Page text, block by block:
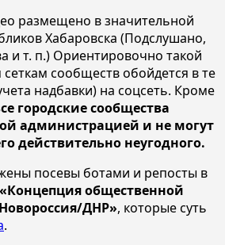
размещено в значительной
Хабаровска (Подслушано,
и т. п.) Ориентировочно такой
сообществ обойдется в те
надбавки) на соцсеть. Кроме
городские сообщества
администрацией и не могут
действительно неугодного.
посевы ботами и репосты в
«Концепция общественной
ДНР», которые суть
.